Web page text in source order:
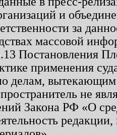
и
за
массовой
Постановления
применения
делам, вытекающим
не
Закона РФ «О